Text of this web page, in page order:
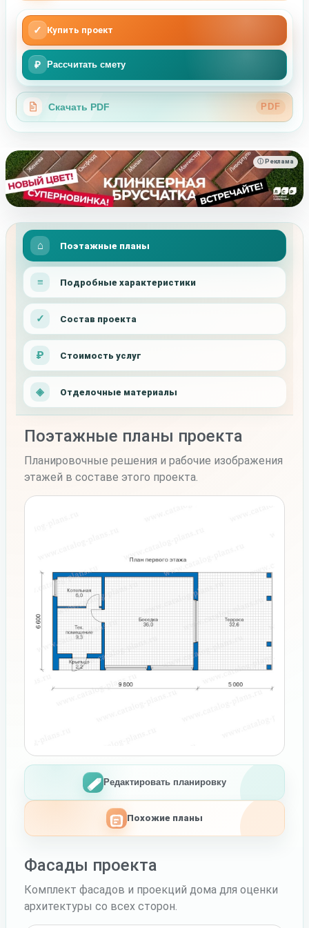
✓ Купить проект
₽ Рассчитать смету
Скачать PDF PDF
ⓘ Реклама
Поэтажные планы
Подробные характеристики
Состав проекта
Стоимость услуг
Отделочные материалы
Поэтажные планы проекта
Планировочные решения и рабочие изображения
этажей в составе этого проекта.
Редактировать планировку
Похожие планы
Фасады проекта
Комплект фасадов и проекций дома для оценки
архитектуры со всех сторон.